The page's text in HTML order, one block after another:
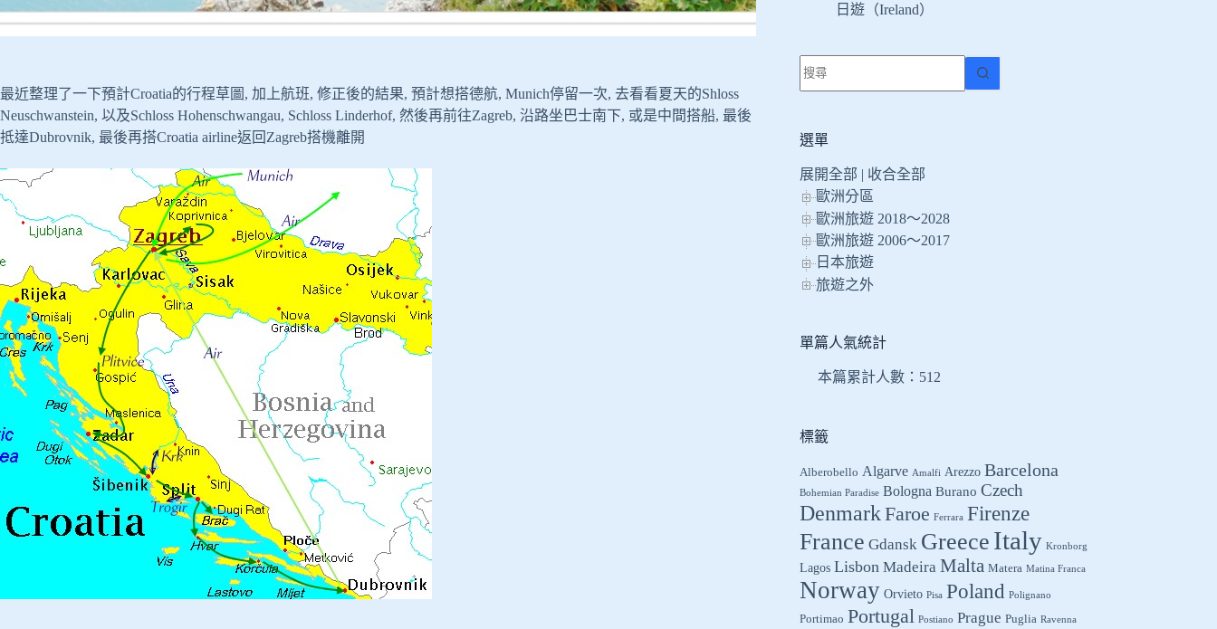
最近整理了一下預計Croatia的行程草圖, 加上航班, 修正後的結果, 預計想搭德航, Munich停留一次, 去看看夏天的Shloss
Neuschwanstein, 以及Schloss Hohenschwangau, Schloss Linderhof, 然後再前往Zagreb, 沿路坐巴士南下, 或是中間搭船, 最後
抵達Dubrovnik, 最後再搭Croatia airline返回Zagreb搭機離開
日遊（Ireland）
找
不
符
條
件
的
結
果
選單
展開全部 | 收合全部
歐洲分區
歐洲旅遊 2018～2028
歐洲旅遊 2006～2017
日本旅遊
旅遊之外
單篇人氣統計
本篇累計人數： 512
標籤
Alberobello Algarve Amalfi Arezzo Barcelona
Bohemian Paradise Bologna Burano Czech
DenmarkFaroe Ferrara Firenze
France Gdansk Greece Italy Kronborg
Lagos Lisbon Madeira Malta Matera Matina Franca
Norway Orvieto Pisa Poland Polignano
Portimao Portugal Postiano Prague Puglia Ravenna